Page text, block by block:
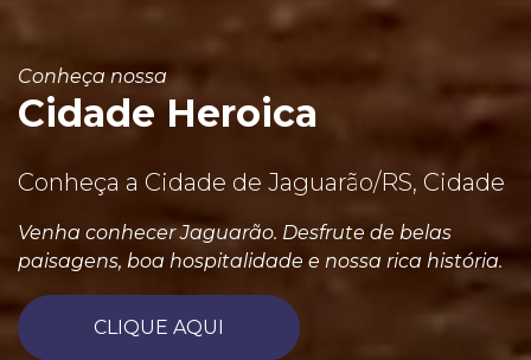
Conheça nossa
Cidade Heroica
Conheça a Cidade de Jaguarão/RS, Cidade
Venha conhecer Jaguarão. Desfrute de belas
paisagens, boa hospitalidade e nossa rica história.
CLIQUE AQUI